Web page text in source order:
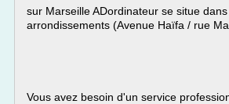
sur Marseille ADordinateur se situe
arrondissements (Avenue Haïfa / rue
Vous avez besoin d'un service